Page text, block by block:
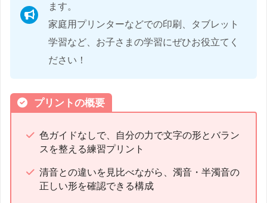
ます。
家庭用プリンターなどでの印刷、タブレット
学習など、お子さまの学習にぜひお役立てく
ださい！
プリントの概要
色ガイドなしで、自分の力で文字の形とバラン
スを整える練習プリント
清音との違いを見比べながら、濁音・半濁音の
正しい形を確認できる構成